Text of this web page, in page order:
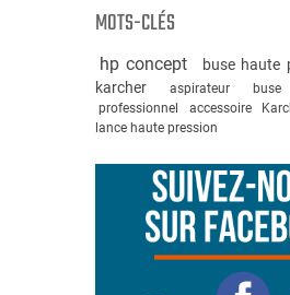
MOTS-CLÉS
hp concept buse haute
karcher
aspirateur
professionnel
accessoire
lance haute pression